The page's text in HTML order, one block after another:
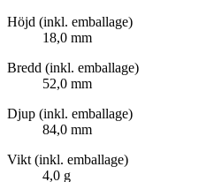
Höjd (inkl. emballage)
18,0 mm
Bredd (inkl. emballage)
52,0 mm
Djup (inkl. emballage)
84,0 mm
Vikt (inkl. emballage)
4,0 g